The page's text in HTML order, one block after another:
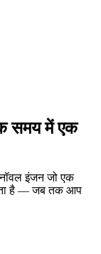
समय में एक
नॉवल इंजन जो एक
है — जब तक आप